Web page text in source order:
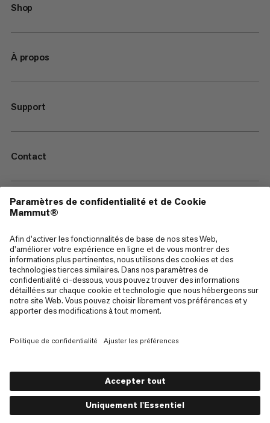
Shop
À propos
Support
Contact
—
Sitemap
Cookies
Mentions Légales
Politique de confidentialité des données
Conditions d'utilisation